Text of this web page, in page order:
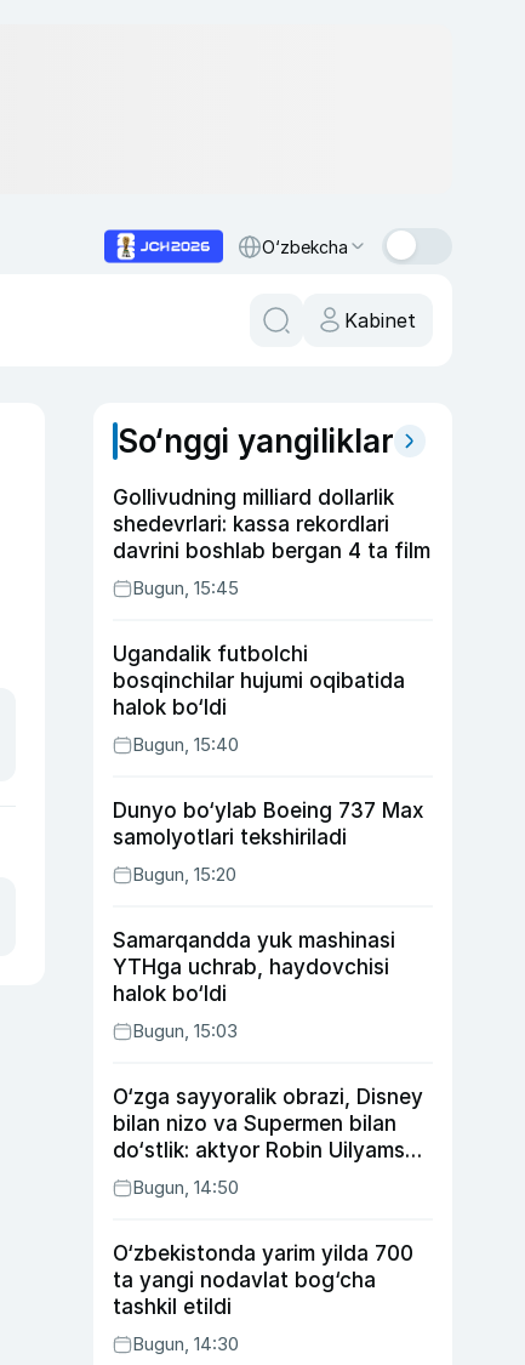
O‘zbekcha
Kabinet
So‘nggi yangiliklar
Gollivudning milliard dollarlik
shedevrlari: kassa rekordlari
davrini boshlab bergan 4 ta film
Bugun, 15:45
Ugandalik futbolchi
bosqinchilar hujumi oqibatida
halok bo‘ldi
Bugun, 15:40
Dunyo bo‘ylab Boeing 737 Max
samolyotlari tekshiriladi
Bugun, 15:20
Samarqandda yuk mashinasi
YTHga uchrab, haydovchisi
halok bo‘ldi
Bugun, 15:03
O‘zga sayyoralik obrazi, Disney
bilan nizo va Supermen bilan
do‘stlik: aktyor Robin Uilyams
haqida ko‘pchilik bilmaydigan
faktlar
Bugun, 14:50
O‘zbekistonda yarim yilda 700
ta yangi nodavlat bog‘cha
tashkil etildi
Bugun, 14:30